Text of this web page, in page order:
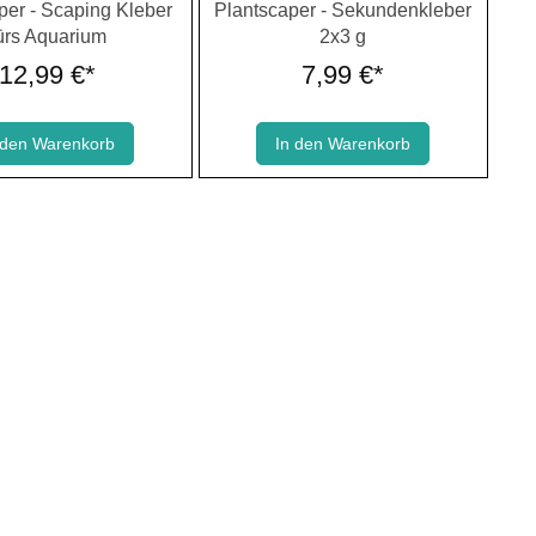
Bewertung von 0 von 5 Sternen
- Scaping Kleber
Aquarium
12,99 €*
Warenkorb
Durchschnittliche Bewertung von 0
Plantscaper - Sekundenkleber
2x3 g
7,99 €*
In den Warenkorb